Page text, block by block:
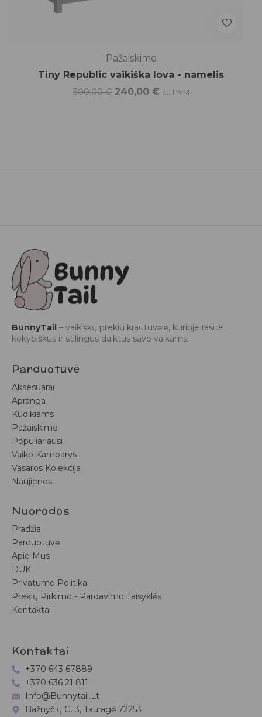
Pažaiskime
Tiny Republic vaikiška lova - namelis
300,00€ 240,00 € su PVM
BunnyTail – vaikiškų prekių krautuvėlė, kurioje rasite
kokybiškus ir stilingus daiktus savo vaikams!
Parduotuvė
Aksesuarai
Apranga
Kūdikiams
Pažaiskime
Populiariausi
Vaiko Kambarys
Vasaros Kolekcija
Naujienos
Nuorodos
Pradžia
Parduotuvė
Apie Mus
DUK
Privatumo Politika
Prekių Pirkimo - Pardavimo Taisyklės
Kontaktai
Kontaktai
+370 643 67889
+370 636 21 811
Info@bunnytail.lt
Bažnyčių G. 3, Tauragė 72253